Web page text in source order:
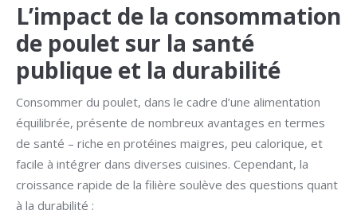
L’impact de la consommation
de poulet sur la santé
publique et la durabilité
Consommer du poulet, dans le cadre d’une alimentation
équilibrée, présente de nombreux avantages en termes
de santé – riche en protéines maigres, peu calorique, et
facile à intégrer dans diverses cuisines. Cependant, la
croissance rapide de la filière soulève des questions quant
à la durabilité :